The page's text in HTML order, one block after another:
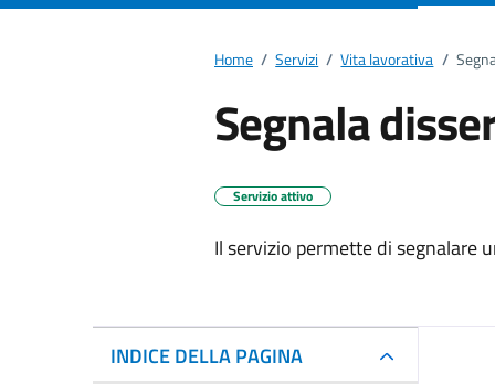
Home / Servizi / Vita lavorativa /
Segnala
Servizio attivo
Il servizio permette di segnalare
INDICE DELLA PAGINA